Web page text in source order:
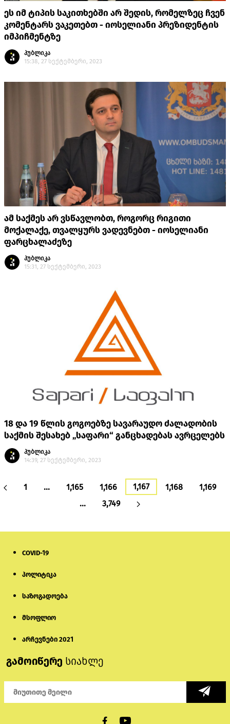
ეს იმ ტიპის საკითხებში არ შედის, რომელზეც ჩვენ
კომენტარს ვაკეთებთ - იოსელიანი პრეზიდენტის
იმპიჩმენტზე
პუბლიკა
15:38, 27 სექტემბერი, 2023
ამ საქმეს არ ვსწავლობთ, როგორც რიგითი
მოქალაქე, თვალყურს ვადევნებთ - იოსელიანი
ფარცხალაძეზე
პუბლიკა
15:31, 27 სექტემბერი, 2023
18 და 19 წლის გოგოებზე სავარაუდო ძალადობის
საქმის შესახებ „საფარი“ განცხადებას ავრცელებს
პუბლიკა
14:39, 27 სექტემბერი, 2023
1 … 1,165 1,166 1,167 1,168
1,169
…
3,749
COVID-19
პოლიტიკა
საზოგადოება
მსოფლიო
არჩევნები 2021
გამოიწერე სიახლე